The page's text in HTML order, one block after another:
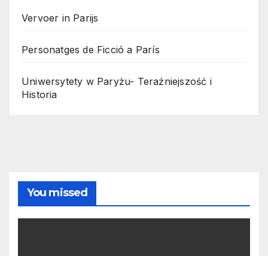
Vervoer in Parijs
Personatges de Ficció a París
Uniwersytety w Paryżu- Teraźniejszość i
Historia
You missed